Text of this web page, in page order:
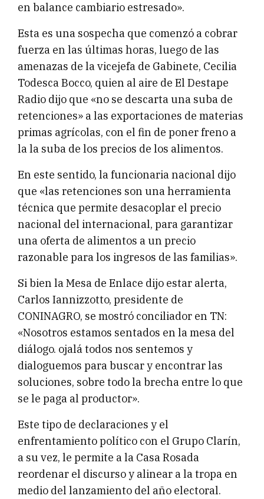
en balance cambiario estresado».
Esta es una sospecha que comenzó a cobrar
fuerza en las últimas horas, luego de las
amenazas de la vicejefa de Gabinete, Cecilia
Todesca Bocco, quien al aire de El Destape
Radio dijo que «no se descarta una suba de
retenciones» a las exportaciones de materias
primas agrícolas, con el fin de poner freno a
la la suba de los precios de los alimentos.
En este sentido, la funcionaria nacional dijo
que «las retenciones son una herramienta
técnica que permite desacoplar el precio
nacional del internacional, para garantizar
una oferta de alimentos a un precio
razonable para los ingresos de las familias».
Si bien la Mesa de Enlace dijo estar alerta,
Carlos Iannizzotto, presidente de
CONINAGRO, se mostró conciliador en TN:
«Nosotros estamos sentados en la mesa del
diálogo. ojalá todos nos sentemos y
dialoguemos para buscar y encontrar las
soluciones, sobre todo la brecha entre lo que
se le paga al productor».
Este tipo de declaraciones y el
enfrentamiento político con el Grupo Clarín,
a su vez, le permite a la Casa Rosada
reordenar el discurso y alinear a la tropa en
medio del lanzamiento del año electoral.